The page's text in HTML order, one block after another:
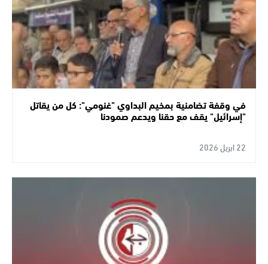
في وقفة تضامنية بمخيم البداوي "غنومي": كل من يقاتل
"إسرائيل" يقف مع حقنا ويدعم صمودنا
22 ابريل 2026